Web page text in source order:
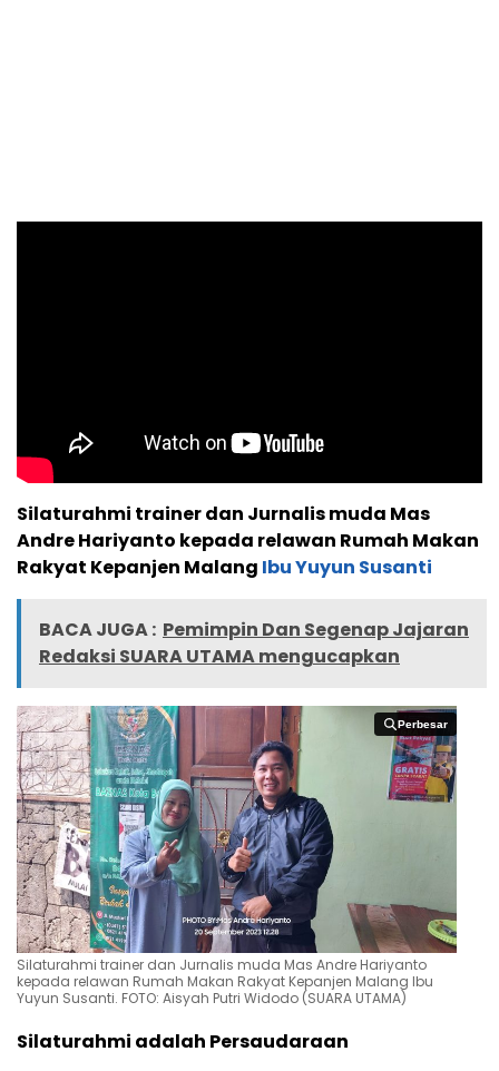
Silaturahmi trainer dan Jurnalis muda Mas
Andre Hariyanto kepada relawan Rumah Makan
Rakyat Kepanjen Malang Ibu Yuyun Susanti
BACA JUGA : Pemimpin Dan Segenap Jajaran
Redaksi SUARA UTAMA mengucapkan
Perbesar
Perbesar
Silaturahmi trainer dan Jurnalis muda Mas Andre Hariyanto
kepada relawan Rumah Makan Rakyat Kepanjen Malang Ibu
Yuyun Susanti. FOTO: Aisyah Putri Widodo (SUARA UTAMA)
Silaturahmi adalah Persaudaraan